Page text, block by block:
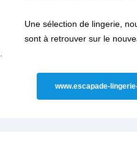
Une sélection de lingerie,
sont à retrouver sur le
www.escapade-